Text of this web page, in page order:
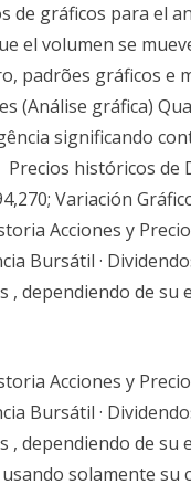
de gráficos para el
el volumen se
padrões gráficos e
(Análise gráfica)
significando
históricos de
Variación
Acciones y
Bursátil ·
, dependiendo de su
Acciones y
Bursátil ·
, dependiendo de su
solamente su